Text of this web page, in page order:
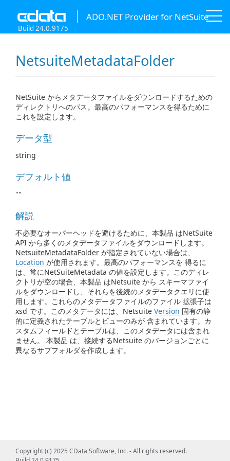
ADO.NET Provider for NetSuite
Build 24.0.9175
NetsuiteMetadataFolder
NetSuite からメタデータファイルをダウンロードするための
ディレクトリへのパス。最高のパフォーマンスを得るために
これを設定します。
データ型
string
デフォルト値
""
解説
不必要なオーバーヘッドを避けるために、本製品 はNetSuite
API から多くのメタデータファイルをダウンロードします。
NetsuiteMetadataFolder が指定されていない場合は、
Location が使用されます。最高のパフォーマンスを 得るに
は、常にNetSuiteMetadata の値を設定します。このディレ
クトリが空の場合、本製品 はNetsuite から スキーマファイ
ルをダウンロードし、それらを後続のメタデータクエリに使
用します。これらのメタデータファイルのファイル 拡張子は
xsd です。このメタデータには、Netsuite Version 固有の静
的に定義されたテーブルとビューのみが 含まれています。カ
スタムフィールドとテーブルは、このメタデータには含まれ
ません。 本製品 は、接続するNetsuite のバージョンごとに
異なるサブフォルダを作成します。
Copyright (c) 2025 CData Software, Inc. - All rights reserved.